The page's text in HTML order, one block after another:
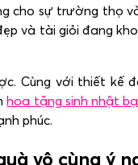
cho sự trường thọ
và tài giỏi đang
Cùng với thiết kế
hoa tặng sinh nhật
phúc.
vô cùng ý